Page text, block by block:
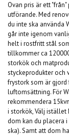
Ovan pris är ett
utförande. Med
du inte ska använda
går inte igenom
helt i rostfritt stål
tillkommer ca
storkök och
styckeprodukter och
frystork som är
luftomsättning. För
rekommendera
i storkök, Välj istället
dom kan du placera
ska). Samt att dom